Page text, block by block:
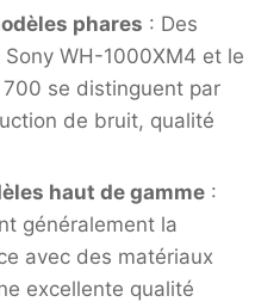
phares : Des
WH-1000XM4 et le
se distinguent par
de bruit, qualité
haut de gamme:
généralement la
avec des matériaux
excellente qualité